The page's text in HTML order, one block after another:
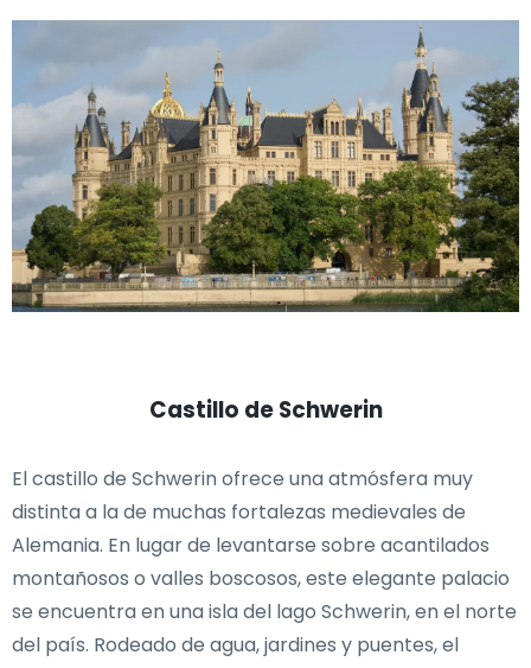
Castillo de Schwerin
El castillo de Schwerin ofrece una atmósfera muy
distinta a la de muchas fortalezas medievales de
Alemania. En lugar de levantarse sobre acantilados
montañosos o valles boscosos, este elegante palacio
se encuentra en una isla del lago Schwerin, en el norte
del país. Rodeado de agua, jardines y puentes, el